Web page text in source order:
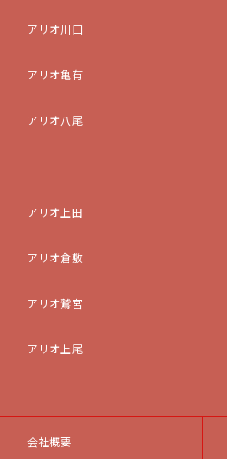
アリオ川口
アリオ亀有
アリオ八尾
アリオ上田
アリオ倉敷
アリオ鷲宮
アリオ上尾
会社概要